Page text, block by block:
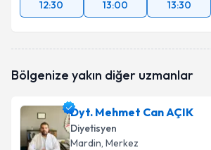
12:30
13:00 13:30
Bölgenize yakın diğer uzmanlar
Dyt. Mehmet Can AÇIK
Diyetisyen
Mardin, Merkez